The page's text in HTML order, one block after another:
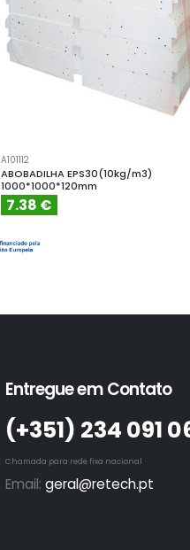
A101112
ABOBADILHA EPS30(10kg/m3)
1000*1000*120mm
7.38 €
Entregue em Contato
(+351)­ 234 091
Chamada para rede fixa nacional
Email: geral@retech.pt